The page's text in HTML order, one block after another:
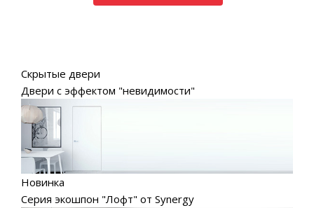
Скрытые двери
Двери с эффектом "невидимости"
Новинка
Серия экошпон "Лофт" от Synergy